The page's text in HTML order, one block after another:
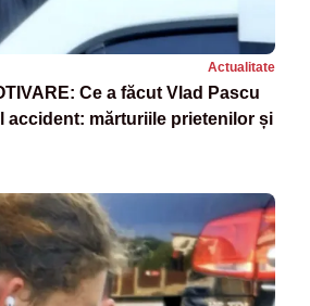
Actualitate
Ce a făcut Vlad Pascu
accident: mărturiile prietenilor și